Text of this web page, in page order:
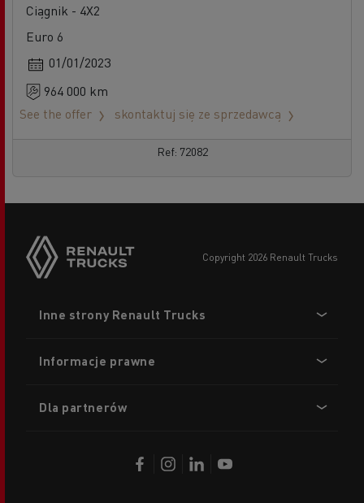
Ciągnik - 4X2
Euro 6
01/01/2023
964 000 km
See the offer
skontaktuj się ze sprzedawcą
Ref: 72082
copyright 2026 Renault Trucks
menu
Inne strony Renault Trucks
Informacje prawne
Dla partnerów